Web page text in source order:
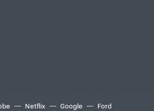
Netflix Google Ford